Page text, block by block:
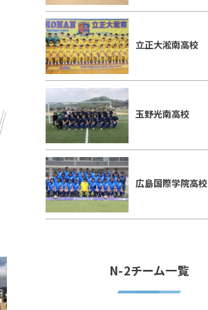
立正大淞南高校
玉野光南高校
広島国際学院高校
N-2チーム一覧